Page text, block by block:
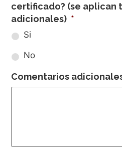
certificado? (se aplican
adicionales) *
Si
No
Comentarios